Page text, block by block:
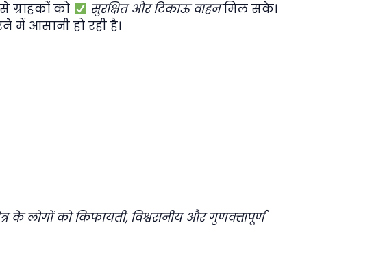
ग्राहकों को सुरक्षित और टिकाऊ वाहनमिल सके।
में आसानी हो रही है।
के लोगों को किफायती, विश्वसनीय और गुणवत्तापूर्ण